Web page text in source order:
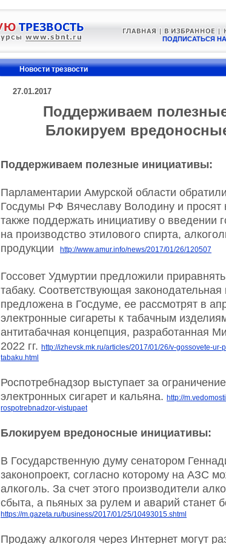
ПОДПИСАТЬСЯ
Новости трезвости
27.01.2017
Поддерживаем
Блокируем
Поддерживаем полезные инициативы:
Парламентарии Амурской области
Госдумы РФ Вячеславу Володину и просят
также поддержать инициативу о введении
на производство этилового спирта,
продукции
http://www.amur.info/news/2017/01/26/120507
Госсовет Удмуртии предложили
табаку. Соответствующая
предложена в Госдуме, ее рассмотрят в
электронные сигареты к табачным
антитабачная концепция, разработанная
2022 гг. http://izhevsk.mk.ru/articles/2017/01/26/v-gossovete-
tabaku.html
Роспотребнадзор выступает за
электронных сигарет и кальяна. http://
rospotrebnadzor-vistupaet
Блокируем вредоносные инициативы:
В Государственную думу сенатором
законопроект, согласно которому на АЗС
алкоголь. За счет этого производители
сбыта, а пьяных за рулем и аварий станет
https://m.gazeta.ru/business/2017/01/25/10493015.shtml
Продажу алкоголя через Интернет могут